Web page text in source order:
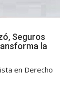
Seguros
la
en Derecho